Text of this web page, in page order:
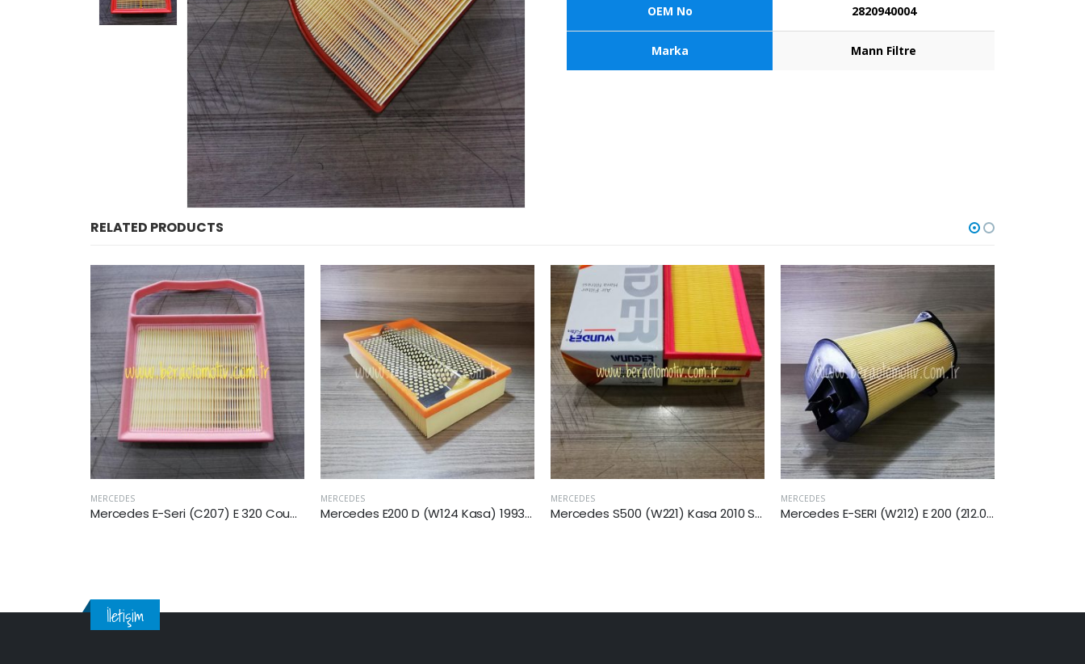
OEM No 2820940004
Marka Mann Filtre
RELATED PRODUCTS
MERCEDES
Mercedes E200 D (W124 Kasa) 1993-1995 Arası Hava Filtresi
MERCEDES
Mercedes S500 (W221) Kasa 2010 Sonrası Hava Filtresi
MERCEDES
Mercedes E-SERI (W212) E 200 (212.034) 2013-2016 Arası Hava Filtresi
MERCEDES
Mercedes A-SERi (W176) A 180 CDI 2012-2018 Arası Hava Filtresi
İletişim